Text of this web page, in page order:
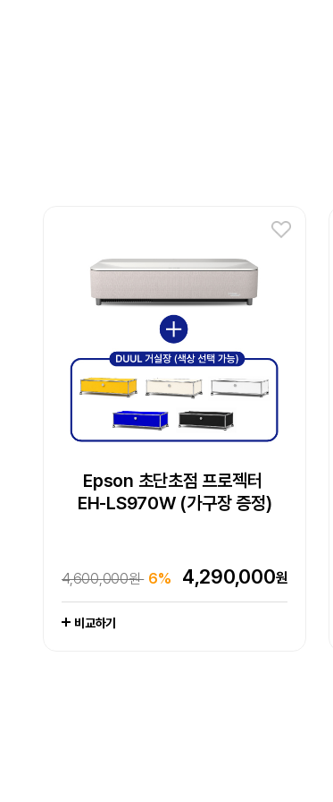
Epson 초단초점 프로젝터
EH-LS970W (가구장 증정)
4,600,000원 6% 4,290,000원
비교하기
Epson EcoTank
포토 복합기 L8180
704,000원 0% 704,000원
비교하기
Epson WorkForce DS-530III
676,000원 38% 417,000원
비교하기
Epson 네이머
LW-K200DA 곰돌이 푸
128,000원 19% 102,800원
비교하기
Epson 초단초점 프로젝터
EH-LS970W (가구장 증정)